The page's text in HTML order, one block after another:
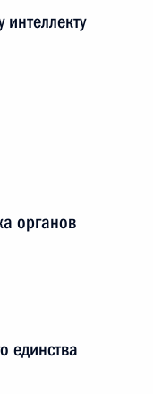
органов
единства